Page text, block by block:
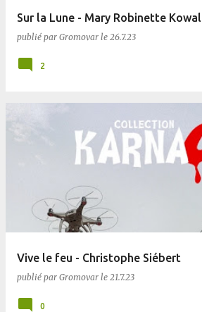
Sur la Lune - Mary Robinette Kowal
publié par Gromovar le 26.7.23
2
Vive le feu - Christophe Siébert
publié par Gromovar le 21.7.23
0